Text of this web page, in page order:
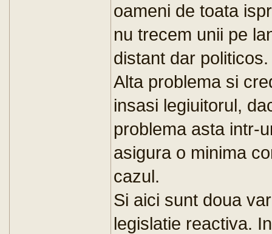
oameni de toata
nu trecem unii pe
distant dar politicos.
Alta problema si
insasi legiuitorul,
problema asta intr-
asigura o minima
cazul.
Si aici sunt doua
legislatie reactiva.